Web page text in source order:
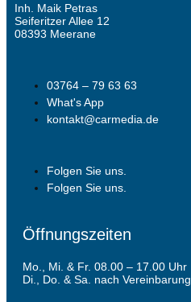
Inh. Maik Petras
Seiferitzer Allee 12
08393 Meerane
03764 – 79 63 63
What's App
kontakt@carmedia.de
Folgen Sie uns.
Folgen Sie uns.
Öffnungszeiten
Mo., Mi. & Fr. 08.00 – 17.00 Uhr
Di., Do. & Sa. nach Vereinbarung